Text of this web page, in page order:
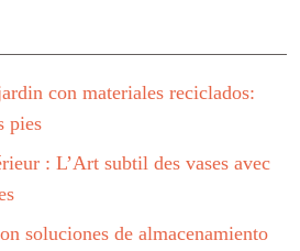
con materiales reciclados:
pies
: L’Art subtil des vases avec
soluciones de almacenamiento